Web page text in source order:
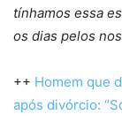
tínhamos essa
os dias pelos
++ Homem que
após divórcio: